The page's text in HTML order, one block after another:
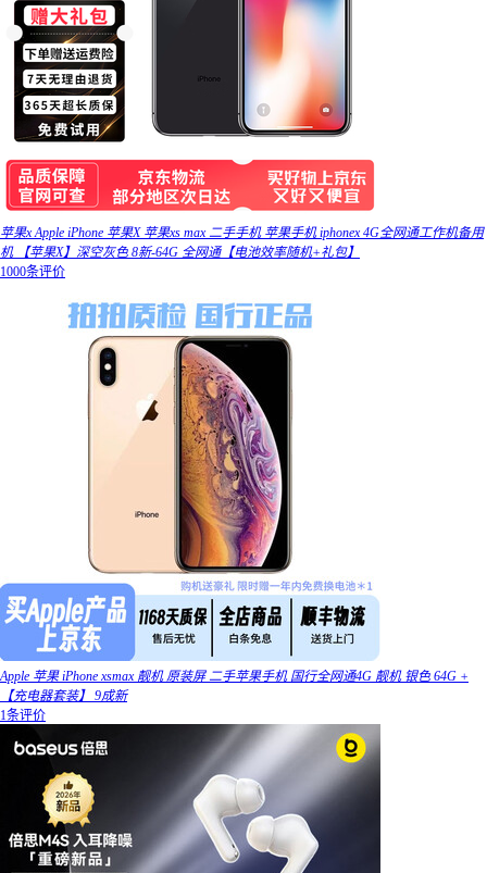
苹果x Apple iPhone 苹果X 苹果xs max 二手手机 苹果手机 iphonex 4G全网通工作机备用
机 【苹果X】深空灰色 8新-64G 全网通【电池效率随机+礼包】
1000条评价
Apple 苹果 iPhone xsmax 靓机 原装屏 二手苹果手机 国行全网通4G 靓机 银色 64G +
【充电器套装】 9成新
1条评价